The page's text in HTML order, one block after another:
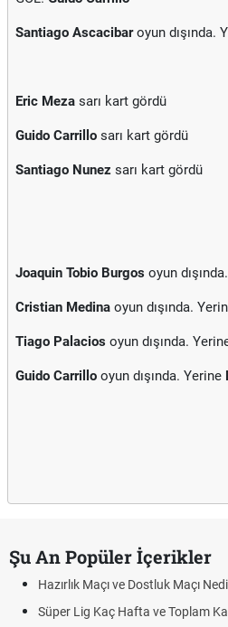
Santiago Ascacibaroyun dışında.
Eric Meza sarı kart gördü
Guido Carrillo sarı kart gördü
Santiago Nunez sarı kart gördü
Joaquin Tobio Burgos oyun
Cristian Medina oyun dışında.
Tiago Palacios oyun dışında.
Guido Carrillo oyun dışında. Yerine
Şu An Popüler İçerikler
Hazırlık Maçı ve Dostluk Maçı
Süper Lig Kaç Hafta ve Toplam